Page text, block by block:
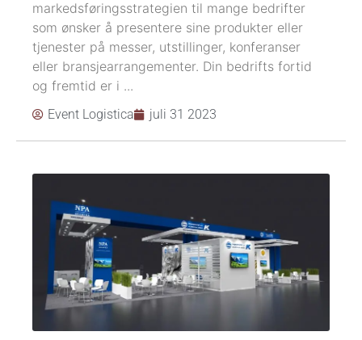
markedsføringsstrategien til mange bedrifter
som ønsker å presentere sine produkter eller
tjenester på messer, utstillinger, konferanser
eller bransjearrangementer. Din bedrifts fortid
og fremtid er i ...
Event Logistica juli 31 2023